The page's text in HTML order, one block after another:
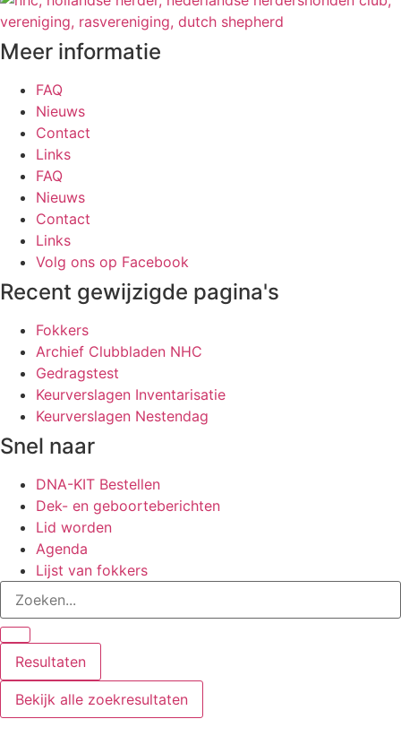
Meer informatie
FAQ
Nieuws
Contact
Links
FAQ
Nieuws
Contact
Links
Volg ons op Facebook
Recent gewijzigde pagina's
Fokkers
Archief Clubbladen NHC
Gedragstest
Keurverslagen Inventarisatie
Keurverslagen Nestendag
Snel naar
DNA-KIT Bestellen
Dek- en geboorteberichten
Lid worden
Agenda
Lijst van fokkers
Search
Resultaten
Bekijk alle zoekresultaten